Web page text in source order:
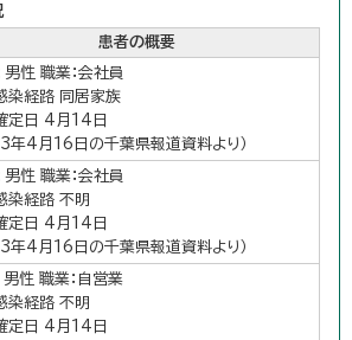
患者の概要
性 職業：会社員
染経路 同居家族
定日 4月14日
3年4月16日の千葉県報道資料より）
性 職業：会社員
染経路 不明
定日 4月14日
3年4月16日の千葉県報道資料より）
性 職業：自営業
染経路 不明
定日 4月14日